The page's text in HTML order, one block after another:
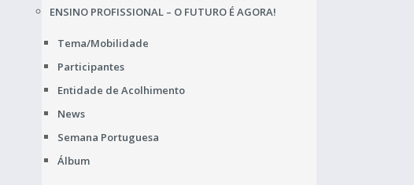
ENSINO PROFISSIONAL – O FUTURO É AGORA!
Tema/Mobilidade
Participantes
Entidade de Acolhimento
News
Semana Portuguesa
Álbum
João Carlos Mourato (DSRLVT)
Portugal
Abrir Regulamento Geral